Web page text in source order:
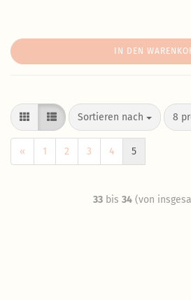
IN DEN
Sortieren nach 8
« 1 2 3 4 5
33 bis 34 (von